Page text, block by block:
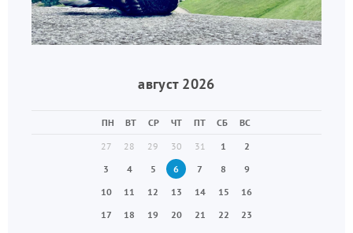
август 2026
ПН ВТ СР ЧТ ПТ СБ
ВС
27
28 29 30 31 1
2
3
4 5 6 7 8
9
10
11 12 13 14 15
16
17
18 19 20 21 22
23